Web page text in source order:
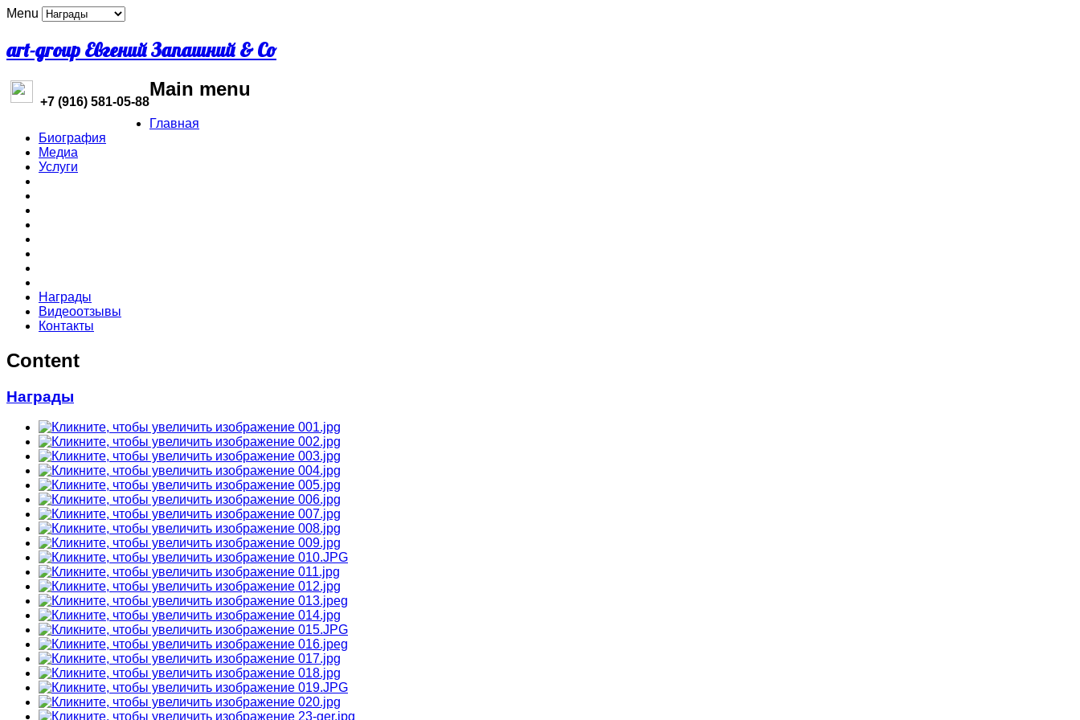
Menu
art-group Евгений Запашний & Co
+7 (916) 581-05-88
Main menu
Главная
Биография
Медиа
Услуги
Награды
Видеоотзывы
Контакты
Content
Награды